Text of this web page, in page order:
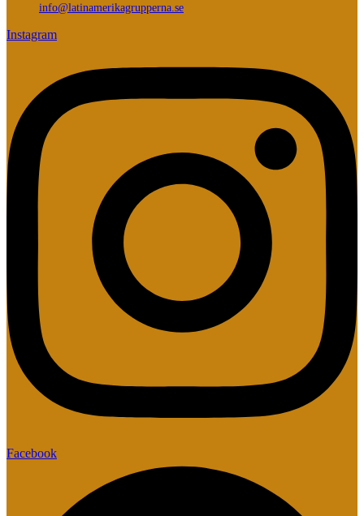
info@latinamerikagrupperna.se
Instagram
Facebook